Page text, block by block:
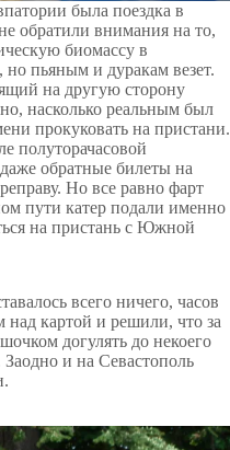
была поездка в
обратили внимания на то,
биомассу в
пьяным и дуракам везет.
на другую сторону
насколько реальным был
прокуковать на пристани.
полуторачасовой
обратные билеты на
Но все равно фарт
пути катер подали именно
на пристань с Южной
всего ничего, часов
картой и решили, что за
догулять до некоего
и на Севастополь